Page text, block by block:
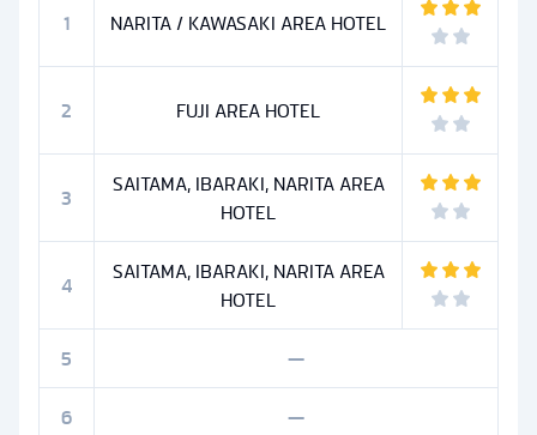
1 NARITA / KAWASAKI AREA HOTEL
2 FUJI AREA HOTEL
3
SAITAMA, IBARAKI, NARITA AREA
HOTEL
4
SAITAMA, IBARAKI, NARITA AREA
HOTEL
5
—
6
—